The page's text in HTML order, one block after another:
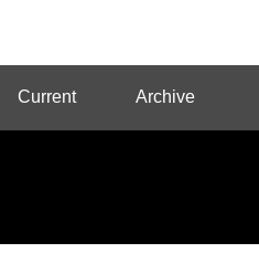
Current Archive